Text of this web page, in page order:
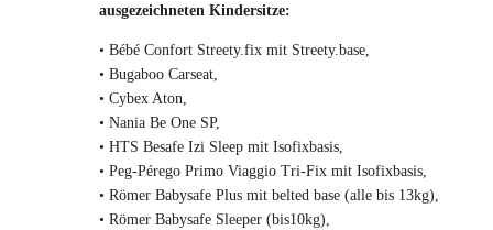
ausgezeichneten Kindersitze:
• Bébé Confort Streety.fix mit Streety.base,
• Bugaboo Carseat,
• Cybex Aton,
• Nania Be One SP,
• HTS Besafe Izi Sleep mit Isofixbasis,
• Peg-Pérego Primo Viaggio Tri-Fix mit Isofixbasis,
• Römer Babysafe Plus mit belted base (alle bis 13kg),
• Römer Babysafe Sleeper (bis10kg),